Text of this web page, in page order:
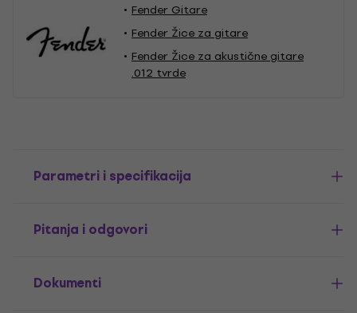
Fender Gitare
Fender Žice za gitare
Fender Žice za akustične gitare
.012 tvrde
Parametri i specifikacija
Pitanja i odgovori
Dokumenti